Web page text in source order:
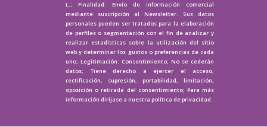
L.; Finalidad: Envío de información comercial
mediante suscripción al Newsletter. Sus datos
personales pueden ser tratados para la elaboración
de perfiles o segmentación con el fin de analizar y
realizar estadísticas sobre la utilización del sitio
web y determinar los gustos o preferencias de cada
uno; Legitimación: Consentimiento; No se cederán
datos; Tiene derecho a ejercer el acceso,
rectificación, supresión, portabilidad, limitación,
oposición o retirada del consentimiento; Para más
información diríjase a nuestra política de privacidad.